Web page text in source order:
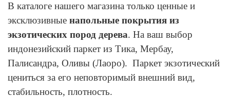
В каталоге нашего магазина только ценные и
эксклюзивные напольные покрытия из
экзотических пород дерева. На ваш выбор
индонезийский паркет из Тика, Мербау,
Палисандра, Оливы (Лаоро). Паркет экзотический
цениться за его неповторимый внешний вид,
стабильность, плотность.